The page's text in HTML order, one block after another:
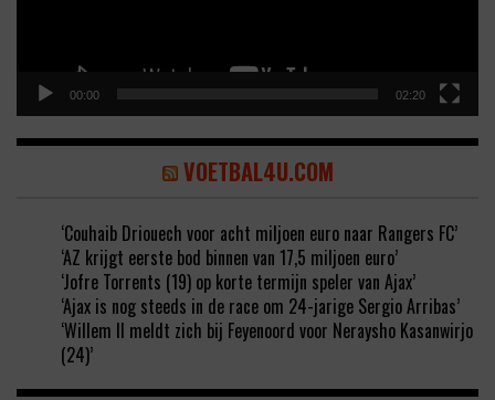
00:00 02:20
VOETBAL4U.COM
‘Couhaib Driouech voor acht miljoen euro naar Rangers FC’
‘AZ krijgt eerste bod binnen van 17,5 miljoen euro’
‘Jofre Torrents (19) op korte termijn speler van Ajax’
‘Ajax is nog steeds in de race om 24-jarige Sergio Arribas’
‘Willem II meldt zich bij Feyenoord voor Neraysho Kasanwirjo
(24)’